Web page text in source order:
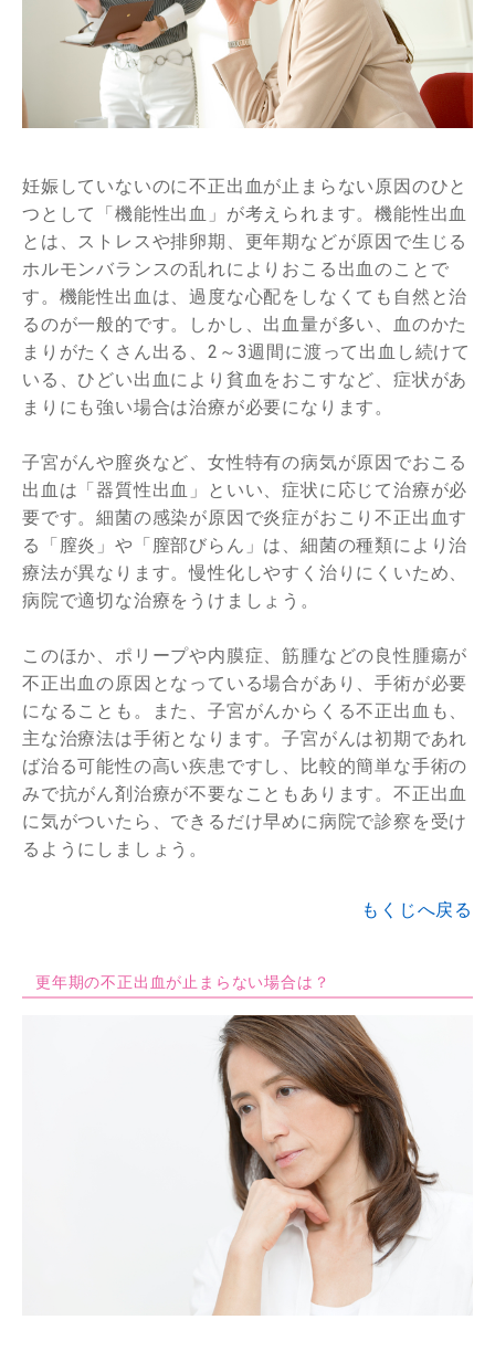
妊娠していないのに不正出血が止まらない原因のひと
つとして「機能性出血」が考えられます。機能性出血
とは、ストレスや排卵期、更年期などが原因で生じる
ホルモンバランスの乱れによりおこる出血のことで
す。機能性出血は、過度な心配をしなくても自然と治
るのが一般的です。しかし、出血量が多い、血のかた
まりがたくさん出る、2～3週間に渡って出血し続けて
いる、ひどい出血により貧血をおこすなど、症状があ
まりにも強い場合は治療が必要になります。
子宮がんや膣炎など、女性特有の病気が原因でおこる
出血は「器質性出血」といい、症状に応じて治療が必
要です。細菌の感染が原因で炎症がおこり不正出血す
る「膣炎」や「膣部びらん」は、細菌の種類により治
療法が異なります。慢性化しやすく治りにくいため、
病院で適切な治療をうけましょう。
このほか、ポリープや内膜症、筋腫などの良性腫瘍が
不正出血の原因となっている場合があり、手術が必要
になることも。また、子宮がんからくる不正出血も、
主な治療法は手術となります。子宮がんは初期であれ
ば治る可能性の高い疾患ですし、比較的簡単な手術の
みで抗がん剤治療が不要なこともあります。不正出血
に気がついたら、できるだけ早めに病院で診察を受け
るようにしましょう。
もくじへ戻る
更年期の不正出血が止まらない場合は？